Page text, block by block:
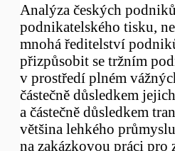
Analýza českých
podnikatelského tisku,
mnohá ředitelství
přizpůsobit se tržním
v prostředí plném
částečně důsledkem
a částečně důsledkem
většina lehkého
na zakázkovou práci pro